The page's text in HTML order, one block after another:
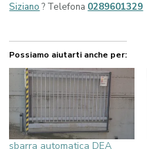
Siziano ? Telefona 0289601329
Possiamo aiutarti anche per:
sbarra automatica DEA